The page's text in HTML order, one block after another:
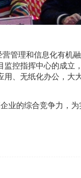
理和信息化有机融
控指挥中心的成立
、无纸化办公，大
业的综合竞争力，